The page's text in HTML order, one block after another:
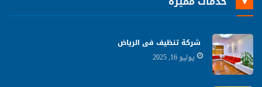
شركة تنظيف فى الرياض
يوليو 16, 2025